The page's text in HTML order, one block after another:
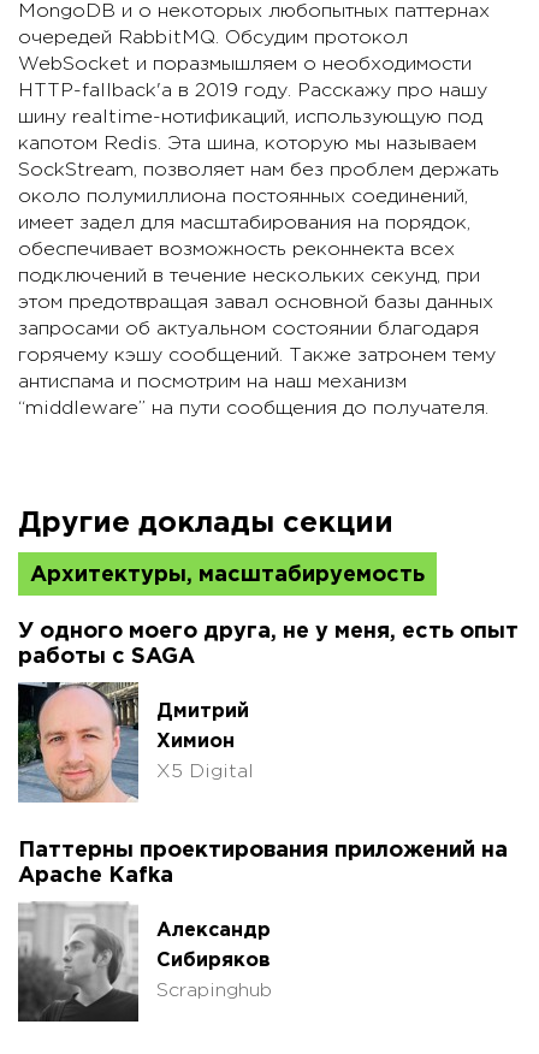
MongoDB и о некоторых любопытных паттернах
очередей RabbitMQ. Обсудим протокол
WebSocket и поразмышляем о необходимости
HTTP-fallback'a в 2019 году. Расскажу про нашу
шину realtime-нотификаций, использующую под
капотом Redis. Эта шина, которую мы называем
SockStream, позволяет нам без проблем держать
около полумиллиона постоянных соединений,
имеет задел для масштабирования на порядок,
обеспечивает возможность реконнекта всех
подключений в течение нескольких секунд, при
этом предотвращая завал основной базы данных
запросами об актуальном состоянии благодаря
горячему кэшу сообщений. Также затронем тему
антиспама и посмотрим на наш механизм
“middleware” на пути сообщения до получателя.
Другие доклады секции
Архитектуры, масштабируемость
У одного моего друга, не у меня, есть опыт
работы с SAGA
Дмитрий
Химион
X5 Digital
Паттерны проектирования приложений на
Apache Kafka
Александр
Сибиряков
Scrapinghub